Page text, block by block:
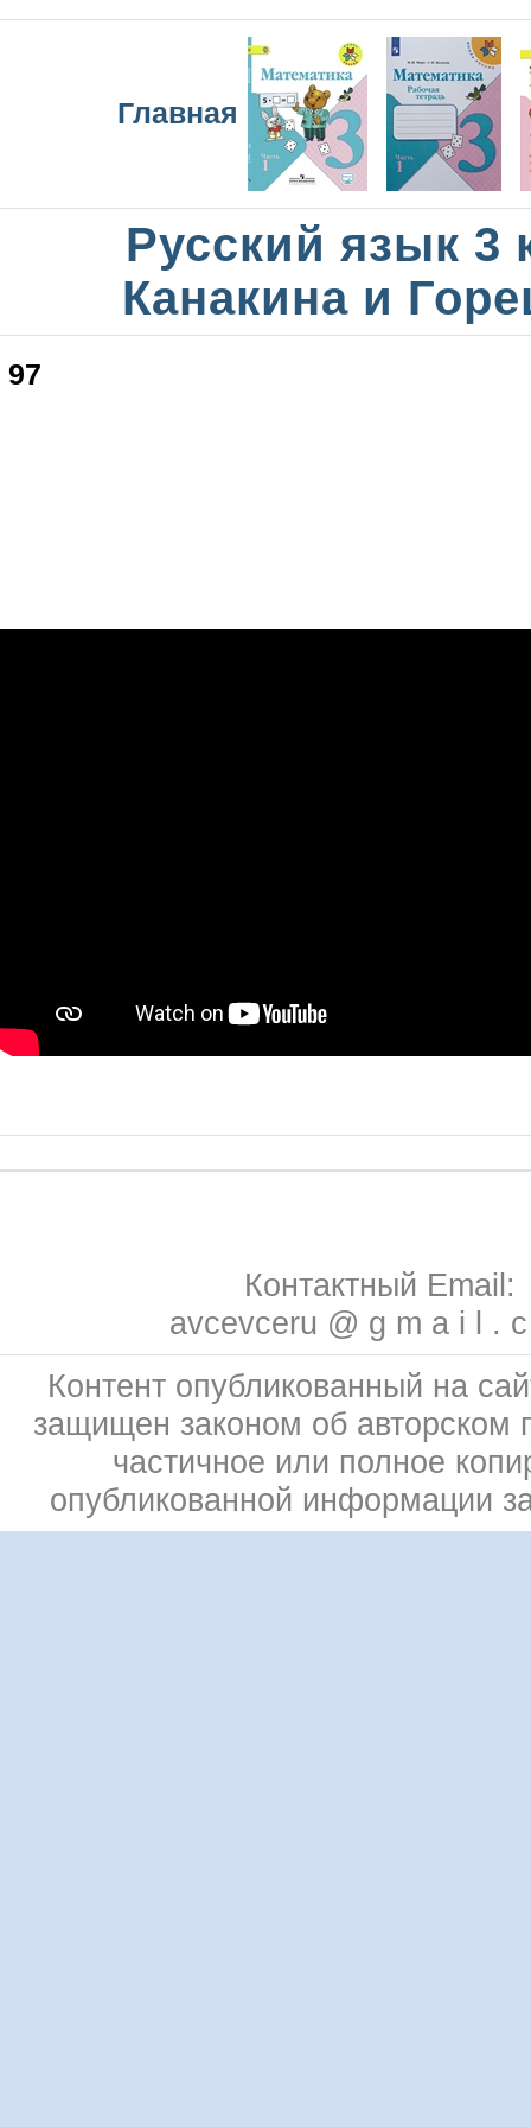
Главная
Русский язык 3
Канакина и
97
Контактный Email:
avcevceru @ g m a i l .
Контент опубликованный на
защищен законом об авторском
частичное или полное
опубликованной информации